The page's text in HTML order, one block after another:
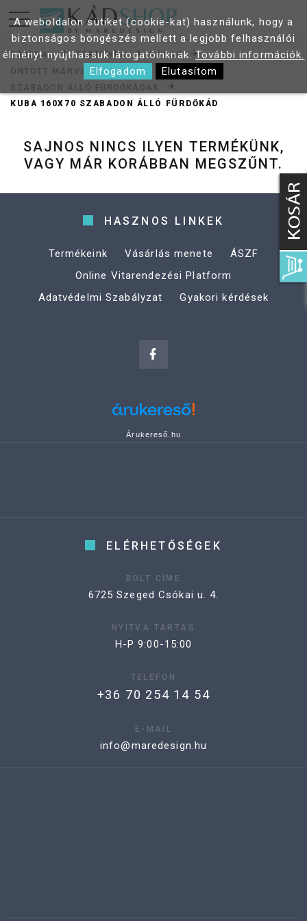
FŐOLDAL TERMÉKEK
KÁDAK
ÖNTÖTT MÁRVÁNY KÁDAK
SZABADON ÁLLÓ FÜRDŐKÁDAK
KUBA 160X70 SZABADON ÁLLÓ FÜRDŐKÁD
SAJNOS NINCS ILYEN TERMÉKÜNK,
VAGY MÁR KORÁBBAN MEGSZŰNT.
HASZNOS LINKEK
Termékeink Vásárlás menete
ÁSZF
Online Vitarendezési Platform
Adatvédelmi Szabályzat
Gyakori kérdések
Árukereső.hu
ELÉRHETŐSÉGEK
BOLT CÍME
6725 Szeged Csókai u. 4.
NYITVA TARTÁS
H-P 9:00-15:00
TELEFON
+36 70 254 14 54
E-MAIL
info@maredesign.hu
A weboldalon sütiket (cookie-kat) használunk, hogy a
biztonságos böngészés mellett a legjobb felhasználói
élményt nyújthassuk látogatóinknak.További információk.
Elfogadom
Elutasítom